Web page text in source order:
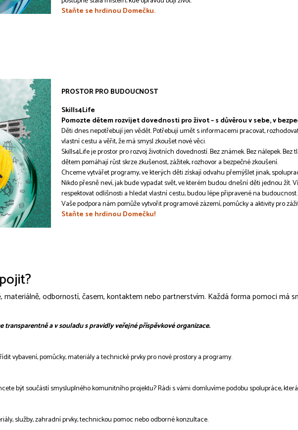
Staňte se hrdinou Domečku.
PROSTOR PRO BUDOUCNOST
Skills4Life
Pomozte dětem rozvíjet dovednosti pro život – s důvěrou v sebe, v
Děti dnes nepotřebují jen vědět. Potřebují umět s informacemi pracovat,
vlastní cestu a věřit, že má smysl zkoušet nové věci.
Skills4Life je prostor pro rozvoj životních dovedností. Bez známek. Bez nálepek.
dětem pomáhají růst skrze zkušenost, zážitek, rozhovor a bezpečné zkoušení.
Chceme vytvářet programy, ve kterých děti získají odvahu přemýšlet jinak,
Nikdo přesně neví, jak bude vypadat svět, ve kterém budou dnešní děti jednou žít.
respektovat odlišnosti a hledat vlastní cestu, budou lépe připravené na budoucnost.
Vaše podpora nám pomůže vytvořit programové zázemí, pomůcky a aktivity pro
Staňte se hrdinou Domečku!
odborností, časem, kontaktem nebo partnerstvím. Každá forma pomoci má
transparentně a v souladu s pravidly veřejné příspěvkové organizace.
vybavení, pomůcky, materiály a technické prvky pro nové prostory a programy.
být součástí smysluplného komunitního projektu? Rádi s vámi domluvíme podobu spolupráce,
služby, zahradní prvky, technickou pomoc nebo odborné konzultace.